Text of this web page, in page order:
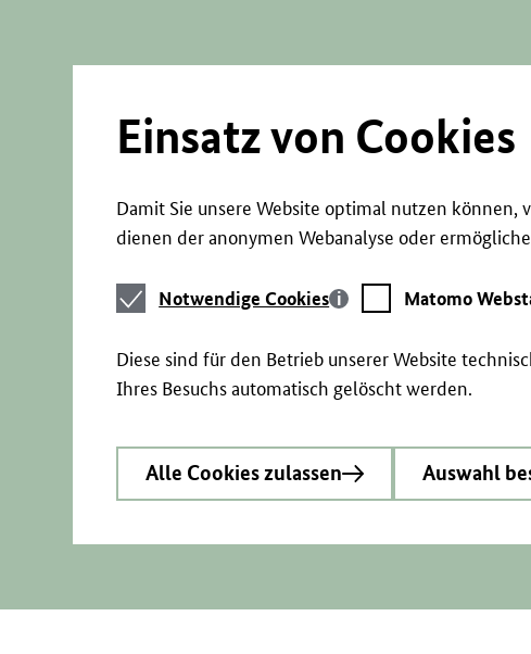
Einsatz von Cookies
Damit Sie unsere Website optimal nutzen können,
dienen der anonymen Webanalyse oder
Notwendige
Cookies
Notwendige Cookies
Matomo
Webstatistik
Matomo
Diese sind für den Betrieb unserer Website
Ihres Besuchs automatisch gelöscht werden.
Alle Cookies zulassen Auswahl